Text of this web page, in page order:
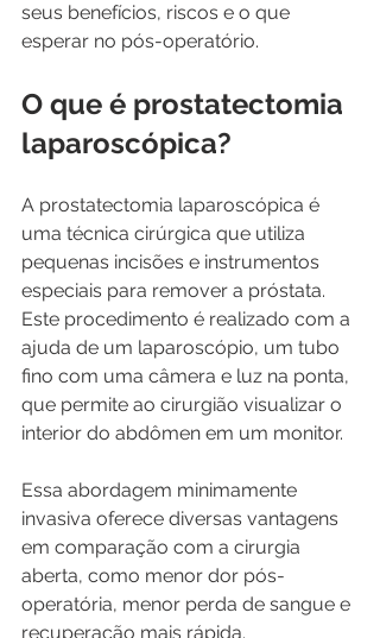
seus benefícios, riscos e o que
esperar no pós-operatório.
O que é prostatectomia
laparoscópica?
A prostatectomia laparoscópica é
uma técnica cirúrgica que utiliza
pequenas incisões e instrumentos
especiais para remover a próstata.
Este procedimento é realizado com a
ajuda de um laparoscópio, um tubo
fino com uma câmera e luz na ponta,
que permite ao cirurgião visualizar o
interior do abdômen em um monitor.
Essa abordagem minimamente
invasiva oferece diversas vantagens
em comparação com a cirurgia
aberta, como menor dor pós-
operatória, menor perda de sangue e
recuperação mais rápida.